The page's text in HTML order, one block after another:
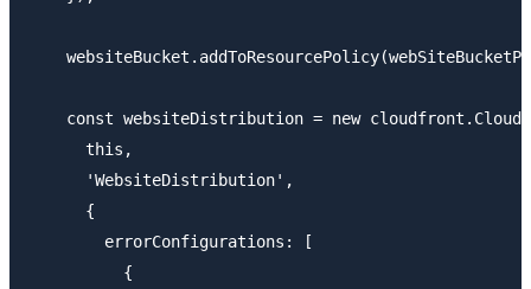
const websiteDistribution = new
      this,
      'WebsiteDistribution',
      {
        errorConfigurations: [
          {